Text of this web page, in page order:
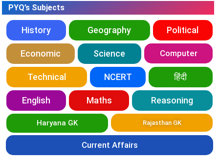
PYQ’s Subjects
History Geography Political
Economic Science Computer
Technical NCERT हिंदी
English Maths Reasoning
Haryana GK Rajasthan GK
Current Affairs